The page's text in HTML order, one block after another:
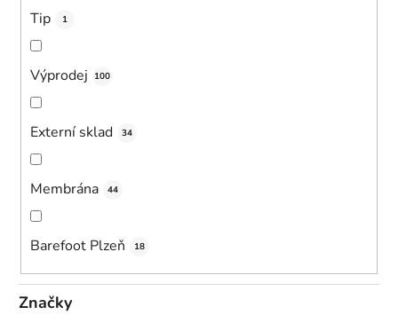
Tip 1
Výprodej 100
Externí sklad 34
Membrána 44
Barefoot Plzeň 18
Značky